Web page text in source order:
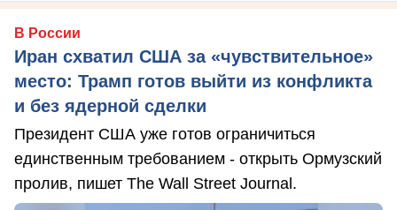
В России
Иран схватил США за «чувствительное»
место: Трамп готов выйти из конфликта
и без ядерной сделки
Президент США уже готов ограничиться
единственным требованием - открыть Ормузский
пролив, пишет The Wall Street Journal.